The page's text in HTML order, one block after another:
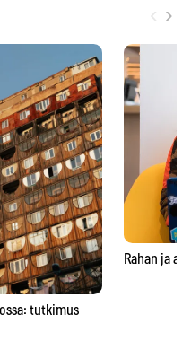
›
tutkimus
Rahan ja